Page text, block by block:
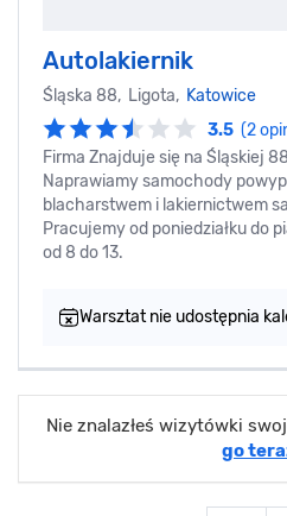
Autolakiernik
Śląska 88, Ligota, Katowice
3.5 (2
Firma Znajduje się na Śląskiej
Naprawiamy samochody
blacharstwem i lakiernictwem
Pracujemy od poniedziałku do
od 8 do 13.
Warsztat nie udostępnia
Nie znalazłeś wizytówki
go